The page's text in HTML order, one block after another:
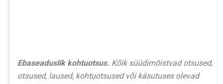
Ebaseaduslik kohtuotsus. Kõik süüdimõistvad otsused,
otsused, laused, kohtuotsused või käsutuses olevad